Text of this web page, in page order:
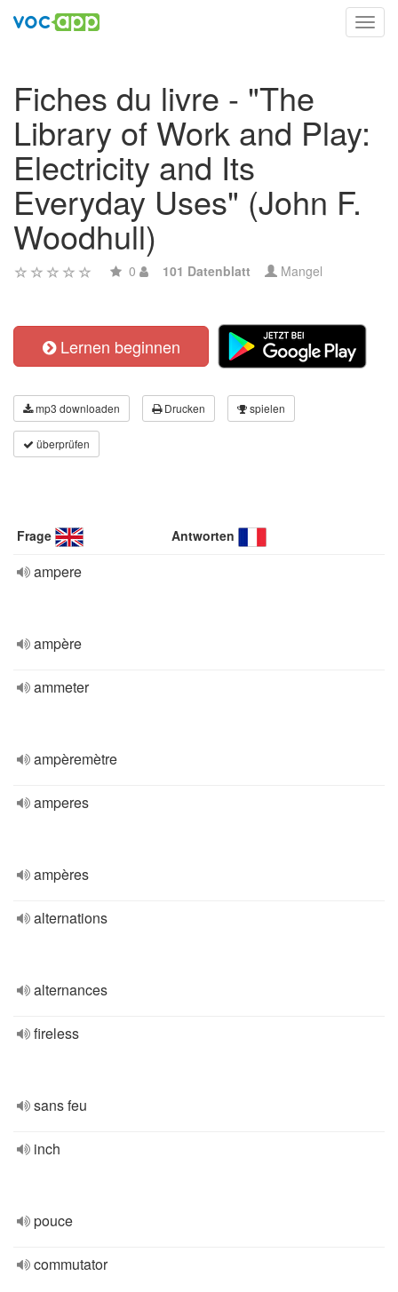
Fiches du livre - "The
Library of Work and Play:
Electricity and Its
Everyday Uses" (John F.
Woodhull)
0 101 Datenblatt Mangel
Lernen beginnen
mp3 downloaden Drucken spielen
überprüfen
Frage Antworten
ampere
ampère
ammeter
ampèremètre
amperes
ampères
alternations
alternances
fireless
sans feu
inch
pouce
commutator